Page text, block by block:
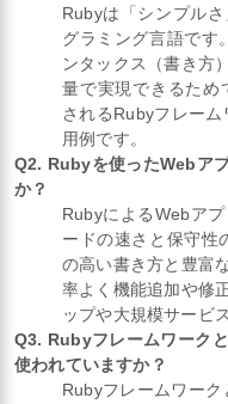
Rubyは「シンプル
グラミング言語です
ンタックス（書き方
量で実現できるため
されるRubyフレー
用例です。
Q2. Rubyを使ったWebア
か？
RubyによるWebア
ードの速さと保守性
の高い書き方と豊富
率よく機能追加や修
ップや大規模サービ
Q3. Rubyフレームワーク
使われていますか？
Rubyフレームワー